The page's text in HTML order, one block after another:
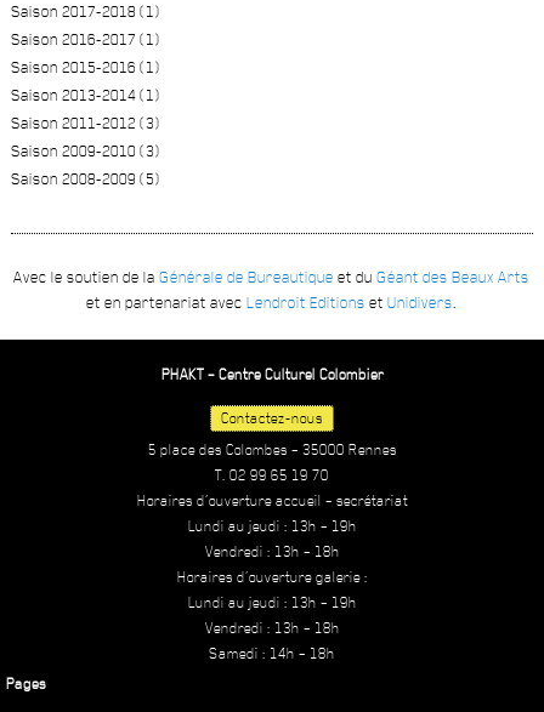
Saison 2017-2018 (1)
Saison 2016-2017 (1)
Saison 2015-2016 (1)
Saison 2013-2014 (1)
Saison 2011-2012 (3)
Saison 2009-2010 (3)
Saison 2008-2009 (5)
Avec le soutien de laGénérale de Bureautique et duGéant des Beaux Arts
et en partenariat avecLendroit Editions etUnidivers
PHAKT – Centre Culturel Colombier
Contactez-nous
5 place des Colombes – 35000 Rennes
T. 02 99 65 19 70
Horaires d’ouverture accueil – secrétariat
Lundi au jeudi : 13h – 19h
Vendredi : 13h – 18h
Horaires d’ouverture galerie :
Lundi au jeudi : 13h – 19h
Vendredi : 13h – 18h
Samedi : 14h – 18h
Pages